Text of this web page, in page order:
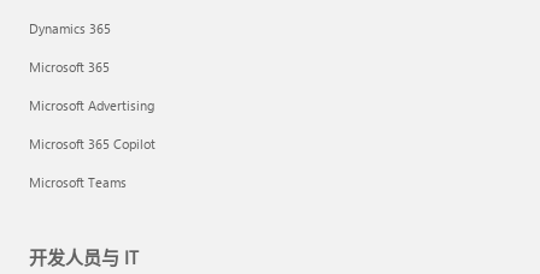
Dynamics 365
Microsoft 365
Microsoft Advertising
Microsoft 365 Copilot
Microsoft Teams
开发人员与 IT